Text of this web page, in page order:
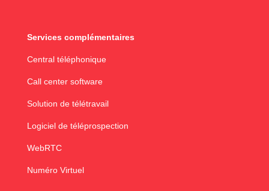
Services complémentaires
Central téléphonique
Call center software
Solution de télétravail
Logiciel de téléprospection
WebRTC
Numéro Virtuel